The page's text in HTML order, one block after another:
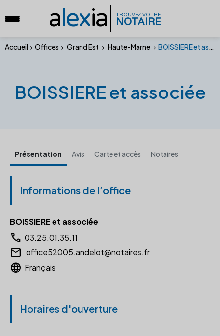
alexia TROUVEZ VOTRE
NOTAIRE
Accueil Offices Grand Est Haute-Marne BOISSIERE et associée
BOISSIERE et associée
Présentation Avis Carte et accès Notaires
Informations de l’office
BOISSIERE et associée
call 03.25.01.35.11
email office52005.andelot@notaires.fr
language Français
Horaires d'ouverture